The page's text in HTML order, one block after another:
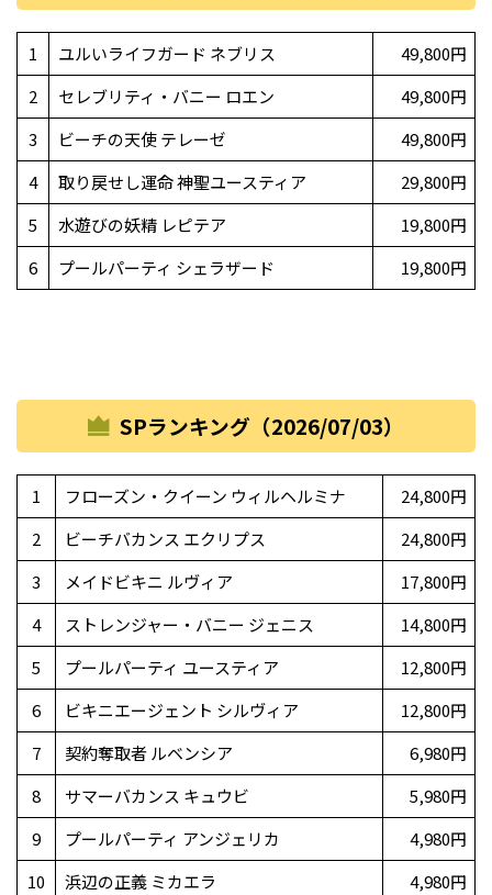
1 ユルいライフガード ネブリス
49,800円
2
セレブリティ・バニー ロエン
49,800円
3
ビーチの天使 テレーゼ
49,800円
4
取り戻せし運命 神聖ユースティア
29,800円
5
水遊びの妖精 レピテア
19,800円
6
プールパーティ シェラザード 19,800円
SPランキング（2026/07/03）
1 フローズン・クイーン ウィルヘルミナ
24,800円
2
ビーチバカンス エクリプス
24,800円
3
メイドビキニ ルヴィア
17,800円
4
ストレンジャー・バニー ジェニス
14,800円
5
プールパーティ ユースティア
12,800円
6
ビキニエージェント シルヴィア
12,800円
7
契約奪取者 ルベンシア
6,980円
8
サマーバカンス キュウビ
5,980円
9
プールパーティ アンジェリカ
4,980円
10
浜辺の正義 ミカエラ
4,980円